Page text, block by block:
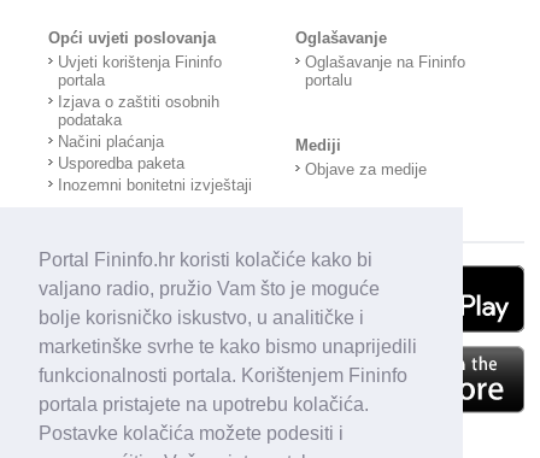
Portal Fininfo.hr koristi kolačiće kako bi
valjano radio, pružio Vam što je moguće
bolje korisničko iskustvo, u analitičke i
marketinške svrhe te kako bismo unaprijedili
funkcionalnosti portala. Korištenjem Fininfo
portala pristajete na upotrebu kolačića.
Postavke kolačića možete podesiti i
Opći uvjeti poslovanja
Uvjeti korištenja Fininfo
portala
Izjava o zaštiti osobnih
podataka
Načini plaćanja
Usporedba paketa
Inozemni bonitetni izvještaji
Oglašavanje
Oglašavanje na Fininfo
portalu
Mediji
Objave za medije